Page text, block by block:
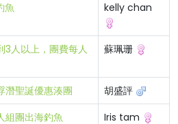
魚 kelly chan
3人以上，團費每人
蘇珮珊
潛聖誕優惠湊團
胡盛評
組團出海釣魚
Iris tam